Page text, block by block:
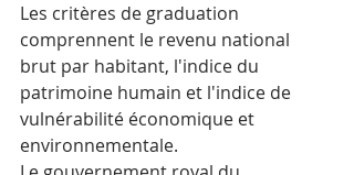
Les critères de graduation
comprennent le revenu national
brut par habitant, l'indice du
patrimoine humain et l'indice de
vulnérabilité économique et
environnementale.